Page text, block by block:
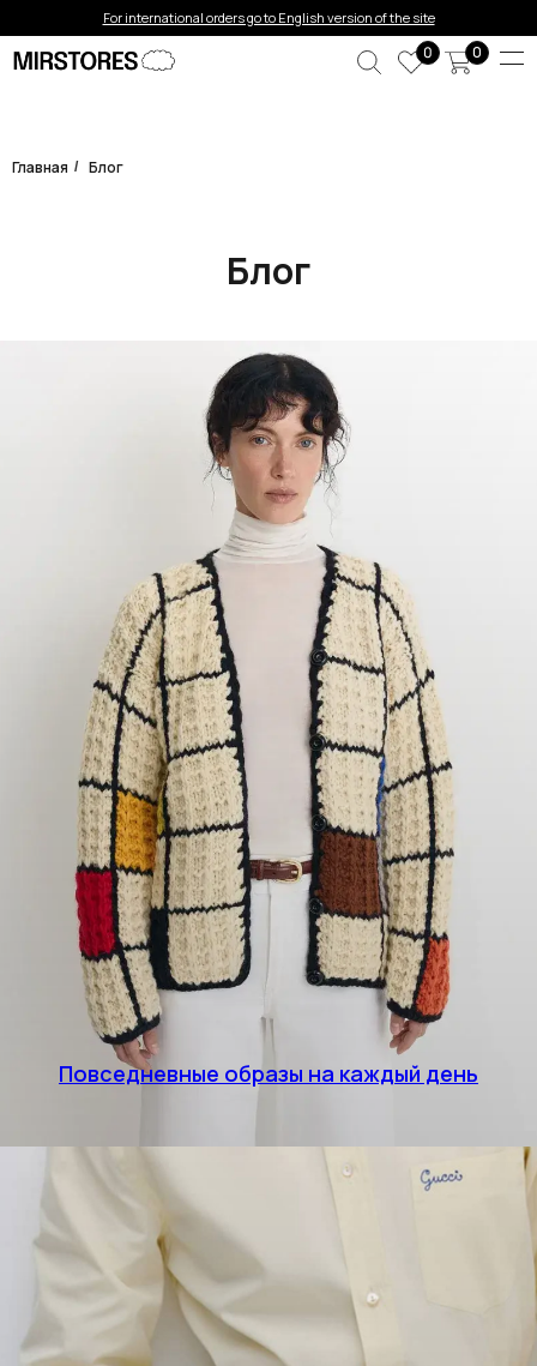
0
0
For international orders go to English version of the site
Главная / Блог
Блог
Повседневные образы на каждый день